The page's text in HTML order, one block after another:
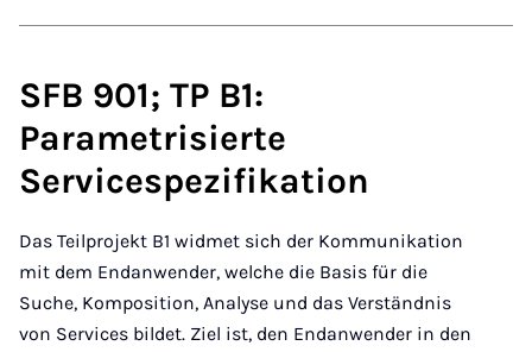
SFB 901; TP B1:
Parametrisierte
Servicespezifikation
Das Teilprojekt B1 widmet sich der Kommunikation
mit dem Endanwender, welche die Basis für die
Suche, Komposition, Analyse und das Verständnis
von Services bildet. Ziel ist, den Endanwender in den